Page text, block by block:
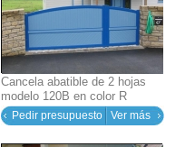
Cancela abatible de 2 hojas
modelo 120B en color R
Pedir presupuesto Ver más